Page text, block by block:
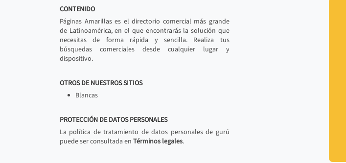
CONTENIDO
Páginas Amarillas es el directorio comercial más grande
de Latinoamérica, en el que encontrarás la solución que
necesitas de forma rápida y sencilla. Realiza tus
búsquedas comerciales desde cualquier lugar y
dispositivo.
OTROS DE NUESTROS SITIOS
Blancas
PROTECCIÓN DE DATOS PERSONALES
La política de tratamiento de datos personales de gurú
puede ser consultada en Términos legales.